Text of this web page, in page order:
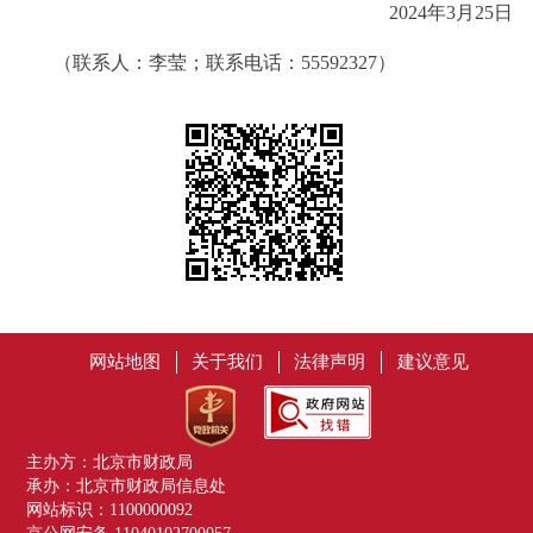
2024年3月25日
（联系人：李莹 ；联系电话： 55592327）
网站地图 关于我们 法律声明 建议意见
主办方：北京市财政局
承办：北京市财政局信息处
网站标识：1100000092